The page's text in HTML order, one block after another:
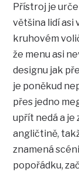
Přístroj je
většina lidí asi
kruhovém
že menu asi
designu jak
je poněkud
přes jedno
upřít nedá a je
angličtině,
znamená
popořádku,